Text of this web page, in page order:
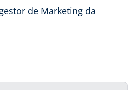
de Marketing da